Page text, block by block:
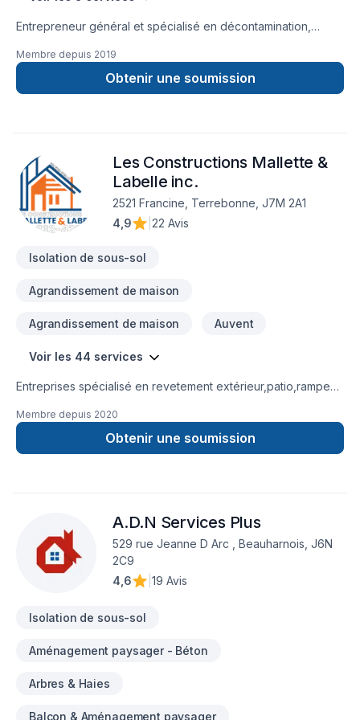
Entrepreneur général et spécialisé en décontamination,
grenier, calfeutrage des portes et fenêtres et réfections de
toiture de bardeau.
Membre depuis 2019
Obtenir une soumission
Les Constructions Mallette &
Labelle inc.
2521 Francine, Terrebonne, J7M 2A1
4,9
22 Avis
Isolation de sous-sol
Agrandissement de maison
Agrandissement de maison Auvent
Voir les 44 services
Entreprises spécialisé en revetement extérieur,patio,rampe
Membre depuis 2020
Obtenir une soumission
A.D.N Services Plus
529 rue Jeanne D Arc , Beauharnois, J6N
2C9
4,6
19 Avis
Isolation de sous-sol
Aménagement paysager - Béton
Arbres & Haies
Balcon & Aménagement paysager